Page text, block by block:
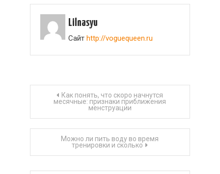
Lilnasyu
Сайт http://voguequeen.ru
Навигация
по
записям
Как понять, что скоро начнутся
месячные: признаки приближения
менструации
Можно ли пить воду во время
тренировки и сколько